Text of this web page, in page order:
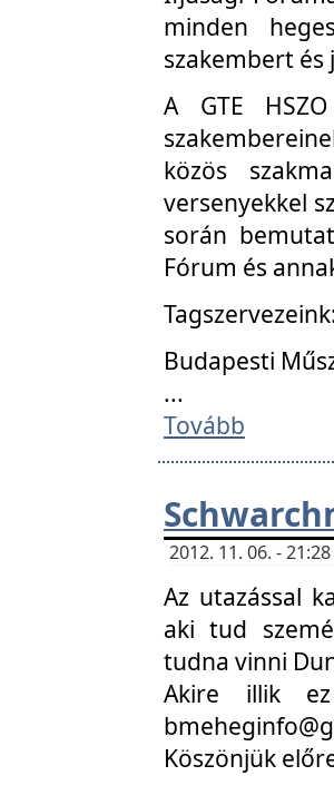
minden
szakembert
A GTE
közös
versenyekkel
során
Fórum és
Budapesti
...
Tovább
2012. 11. 06. -
Az utazással
aki tud
tudna vinni
Akire illik
Köszönjük